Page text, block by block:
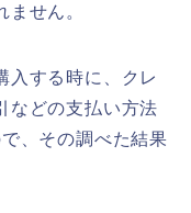
せん。
入する時に、クレ
などの支払い方法
、その調べた結果